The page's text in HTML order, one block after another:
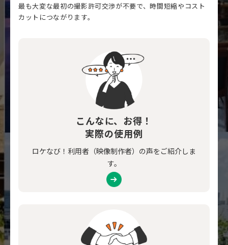
最も大変な最初の撮影許可交渉が不要で、時間短縮やコスト
カットにつながります。
こんなに、お得！
実際の使用例
ロケなび！利用者（映像制作者）の声をご紹介しま
す。